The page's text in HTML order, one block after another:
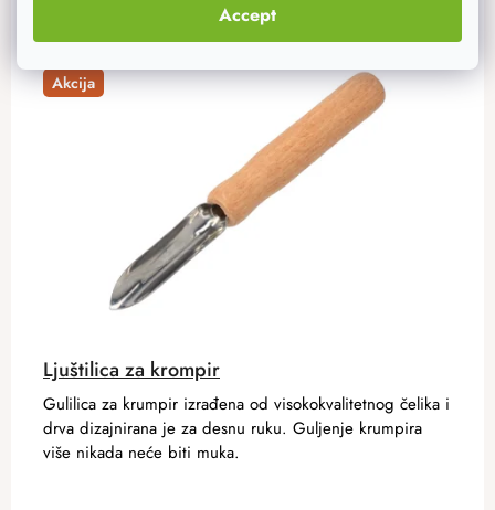
Accept
Akcija
Ljuštilica za krompir
Gulilica za krumpir izrađena od visokokvalitetnog čelika i
drva dizajnirana je za desnu ruku. Guljenje krumpira
više nikada neće biti muka.